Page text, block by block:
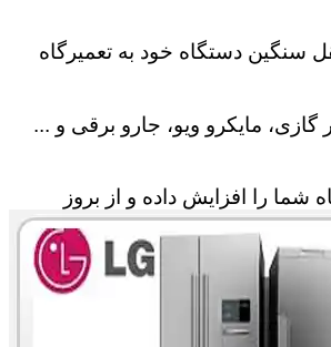
سنگین دستگاه خود به تعمیرگاه
مایکرو ویو، جارو برقی و ...
را افزایش داده و از بروز